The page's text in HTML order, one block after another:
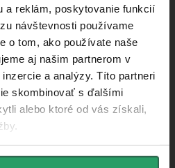
a reklám, poskytovanie funkcií
návštevnosti používame
o tom, ako používate naše
aj našim partnerom v
a analýzy. Títo partneri
skombinovať s ďalšími
alebo ktoré od vás získali,